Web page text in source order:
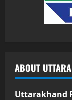
ABOUT
Uttarakhand